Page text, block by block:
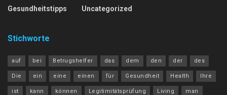
Gesundheitstipps
Uncategorized
Stichworte
auf bei Betrugshelfer das dem den der des
Die ein eine einen für Gesundheit Health Ihre
ist kann können Legitimitätsprüfung Living man